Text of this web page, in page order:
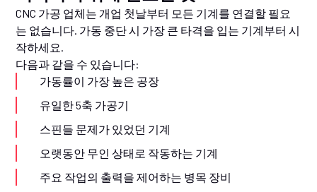
CNC 가공 업체는 개업 첫날부터 모든 기계를 연결할 필요
는 없습니다. 가동 중단 시 가장 큰 타격을 입는 기계부터 시
작하세요.
다음과 같을 수 있습니다:
가동률이 가장 높은 공장
유일한 5축 가공기
스핀들 문제가 있었던 기계
오랫동안 무인 상태로 작동하는 기계
주요 작업의 출력을 제어하는 병목 장비